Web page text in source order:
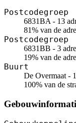
Postcodegroep
6831BA - 13
81% van de
Postcodegroep
6831BB - 3
19% van de
Buurt
De Overmaat -
100% van de